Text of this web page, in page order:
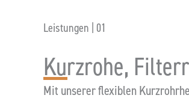
Leistungen | 01
Kurzrohe,
Mit unserer flexiblen